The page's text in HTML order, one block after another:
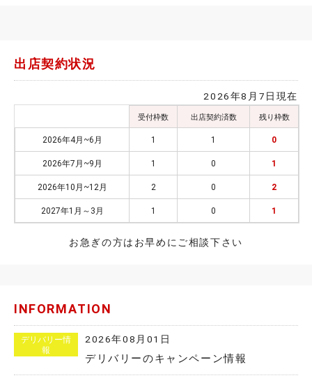
出店契約状況
2026年8月7日現在
受付枠数 出店契約済数 残り枠数
2026年4月~6月 1 1 0
2026年7月~9月 1 0 1
2026年10月~12月 2 0 2
2027年1月～3月 1 0 1
お急ぎの方はお早めにご相談下さい
INFORMATION
デリバリー情
報
2026年08月01日
デリバリーのキャンペーン情報